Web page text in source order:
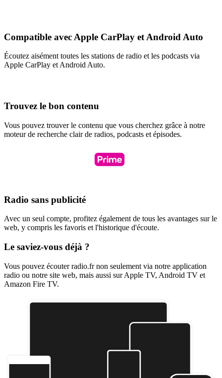
Compatible avec Apple CarPlay et Android Auto
Écoutez aisément toutes les stations de radio et les podcasts via
Apple CarPlay et Android Auto.
Trouvez le bon contenu
Vous pouvez trouver le contenu que vous cherchez grâce à notre
moteur de recherche clair de radios, podcasts et épisodes.
Radio sans publicité
Avec un seul compte, profitez également de tous les avantages sur le
web, y compris les favoris et l'historique d'écoute.
Le saviez-vous déjà ?
Vous pouvez écouter radio.fr non seulement via notre application
radio ou notre site web, mais aussi sur Apple TV, Android TV et
Amazon Fire TV.